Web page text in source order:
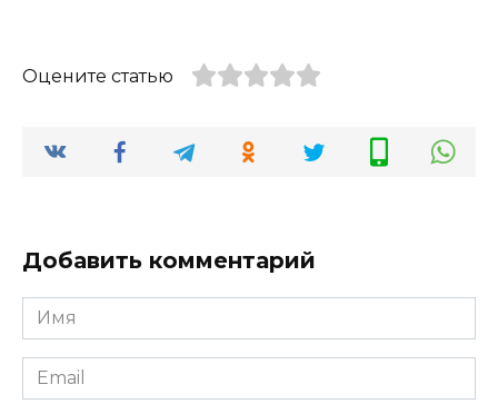
Оцените статью
Добавить комментарий
Имя
*
Email
*